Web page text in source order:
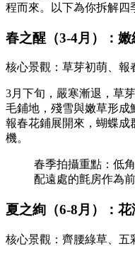
程而來。以下為你拆解四
春之醒（3-4月）：
核心景觀：草芽初萌、報
3月下旬，嚴寒漸退，草
毛鋪地，殘雪與嫩草形成
報春花鋪展開來，蝴蝶成
機。
春季拍攝重點：低
配遠處的氈房作為前
夏之絢（6-8月）：
核心景觀：齊腰綠草、五